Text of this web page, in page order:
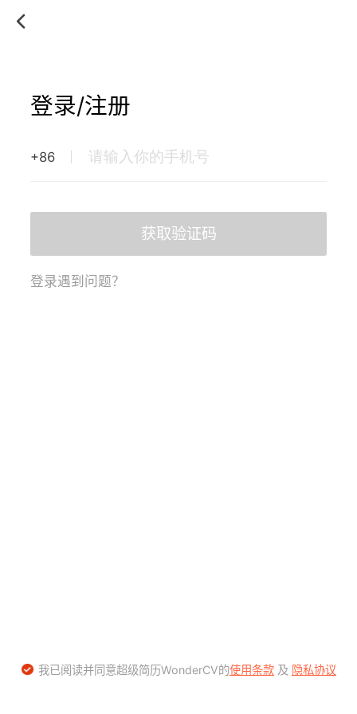
登录/注册
+86
获取验证码
登录遇到问题？
我已阅读并同意超级简历WonderCV的使用条款及 隐私协议